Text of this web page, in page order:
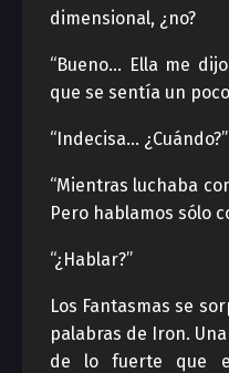
dimensional, ¿no?
“Bueno… Ella me
que se sentía un
“Indecisa… ¿Cuándo?”
“Mientras luchaba
Pero hablamos sólo
“¿Hablar?”
Los Fantasmas se
palabras de Iron.
de lo fuerte que